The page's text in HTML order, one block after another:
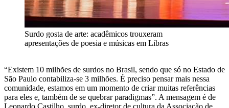
Surdo gosta de arte: acadêmicos trouxeram
apresentações de poesia e músicas em Libras
“Existem 10 milhões de surdos no Brasil, sendo que só no Estado de
São Paulo contabiliza-se 3 milhões. É preciso pensar mais nessa
comunidade, estamos em um momento de criar muitas referências
para eles e, também de se quebrar paradigmas”. A mensagem é de
Leonardo Castilho, surdo, ex-diretor de cultura da Associação de